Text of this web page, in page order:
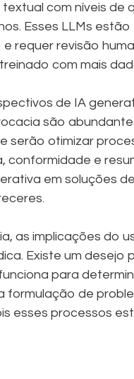
com níveis de
Esses LLMs
requer revisão
com mais
de IA
são
otimizar
conformidade e
em soluções
as implicações do
Existe um desejo
para
formulação de
esses processos